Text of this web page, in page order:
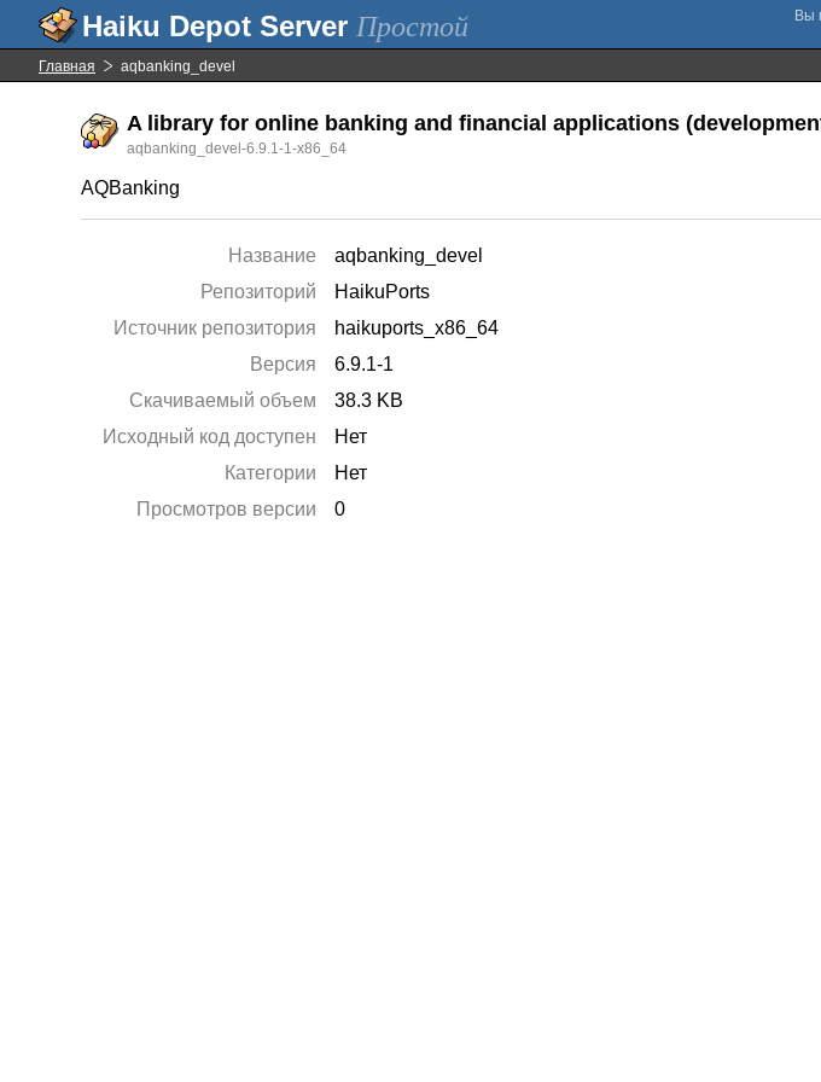
Простой
Главная aqbanking_devel
A library for online banking and financial applications
aqbanking_devel-6.9.1-1-x86_64
AQBanking
Название
aqbanking_devel
Репозиторий
HaikuPorts
Источник репозитория
haikuports_x86_64
Версия
6.9.1-1
Скачиваемый объем
38.3 KB
Исходный код доступен
Нет
Категории
Нет
Просмотров версии
0